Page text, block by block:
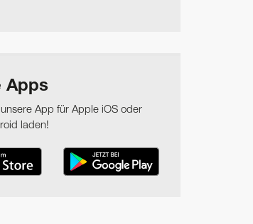
Apps
App für Apple iOS oder
laden!